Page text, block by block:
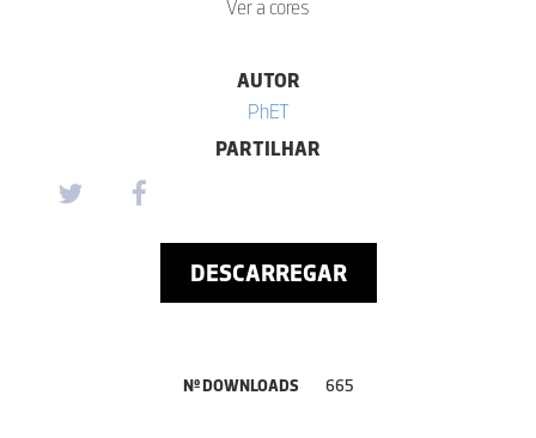
Ver a cores
AUTOR
PhET
PARTILHAR
DESCARREGAR
Nº DOWNLOADS 665